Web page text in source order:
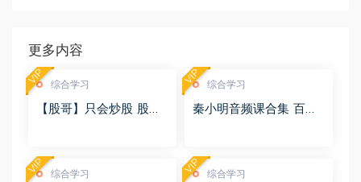
更多内容
综合学习
【股哥】只会炒股 股哥
VIP 综合学习
秦小明音频课合集 百度
VIP
综合学习
VIP 综合学习
VIP